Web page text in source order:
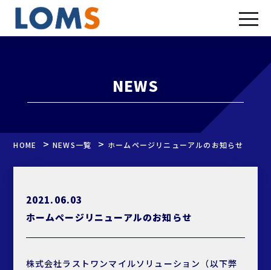
NEWS
HOME >NEWS一覧 > ホームページリニューアルのお知らせ
2021.06.03
ホームページリニューアルのお知らせ
株式会社ラストワンマイルソリューション（以下弊